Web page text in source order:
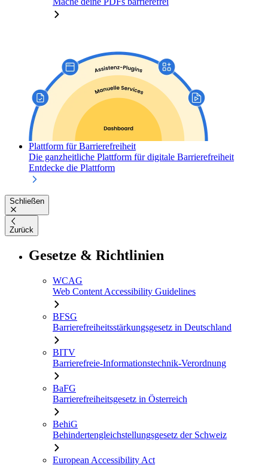
Plattform für Barrierefreiheit
Die ganzheitliche Plattform für digitale Barrierefreiheit
Entdecke die Plattform
Schließen
Zurück
Gesetze & Richtlinien
WCAG
Web Content Accessibility Guidelines
BFSG
Barrierefreiheitsstärkungsgesetz in Deutschland
BITV
Barrierefreie-Informationstechnik-Verordnung
BaFG
Barrierefreiheitsgesetz in Österreich
BehiG
Behindertengleichstellungsgesetz der Schweiz
European Accessibility Act